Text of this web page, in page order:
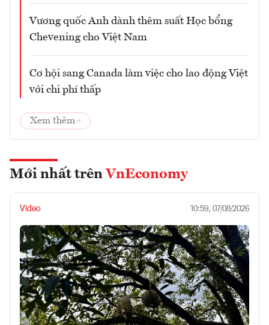
Vương quốc Anh dành thêm suất Học bổng
Chevening cho Việt Nam
Cơ hội sang Canada làm việc cho lao động Việt
với chi phí thấp
Xem thêm
Mới nhất trên VnEconomy
Video 10:59, 07/08/2026